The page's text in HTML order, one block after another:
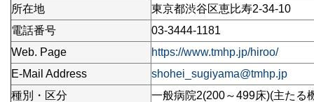
所在地
東京都渋谷区恵比寿2-34-10
電話番号
03-3444-1181
Web. Page
https://www.tmhp.jp/hiroo/
E-Mail Address
shohei_sugiyama@tmhp.jp
種別・区分
一般病院2(200～499床)(主たる